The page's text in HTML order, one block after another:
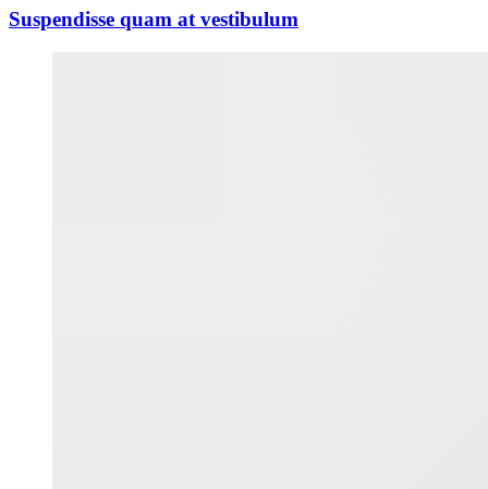
Suspendisse quam at vestibulum